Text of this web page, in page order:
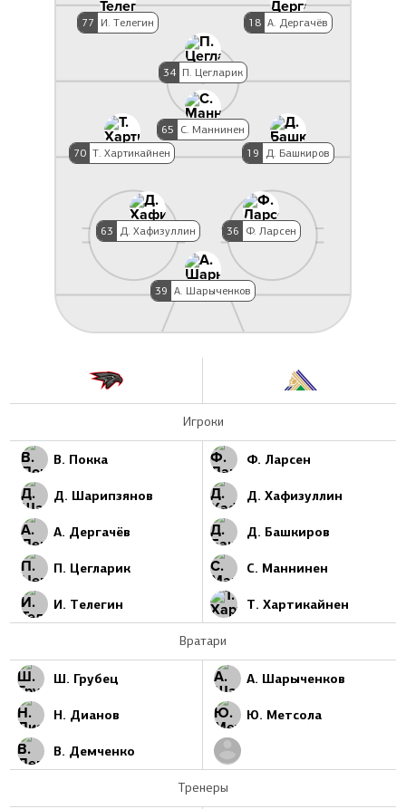
18 А. Дергачёв
34 П. Цегларик
77 И. Телегин
36 Ф. Ларсен
63 Д. Хафизуллин
19 Д. Башкиров
65
С. Маннинен
70 Т. Хартикайнен
39 А. Шарыченков
Игроки
В. Покка Ф. Ларсен
Д. Шарипзянов Д. Хафизуллин
А. Дергачёв Д. Башкиров
П. Цегларик С. Маннинен
И. Телегин Т. Хартикайнен
Вратари
Ш. Грубец А. Шарыченков
Н. Дианов Ю. Метсола
В. Демченко
Тренеры